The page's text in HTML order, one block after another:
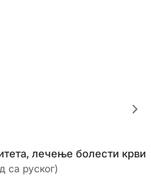
лечење болести крви
са руског)